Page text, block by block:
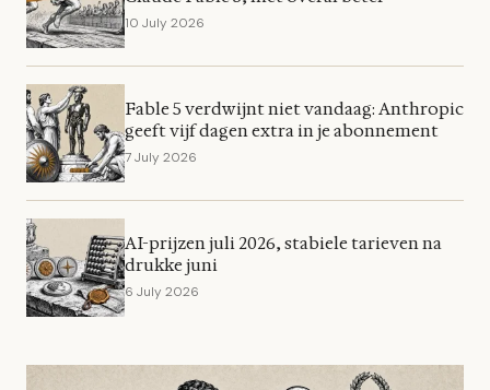
10 July 2026
Fable 5 verdwijnt niet vandaag: Anthropic
geeft vijf dagen extra in je abonnement
7 July 2026
AI-prijzen juli 2026, stabiele tarieven na
drukke juni
6 July 2026